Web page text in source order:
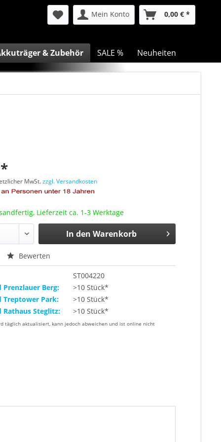
Mein Konto 0,00 € *
& Zubehör SALE % Neuheiten
MwSt.zzgl. Versandkosten
Lieferzeit ca. 1-3 Werktage
In den Warenkorb
Bewerten
ST004220
Prenzlauer Berg:
>10 Stück*
Treptower Park:
>10 Stück*
Rathaus Steglitz:
>10 Stück*
täglich aktualisiert, kann jedoch abweichen und ist online nicht